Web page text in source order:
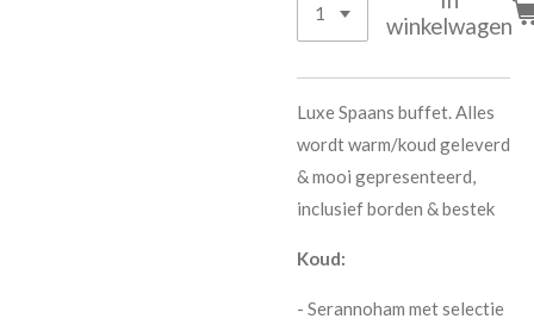
winkelwagen
Luxe Spaans buffet. Alles
wordt warm/koud geleverd
& mooi gepresenteerd,
inclusief borden & bestek
Koud:
- Serannoham met selectie